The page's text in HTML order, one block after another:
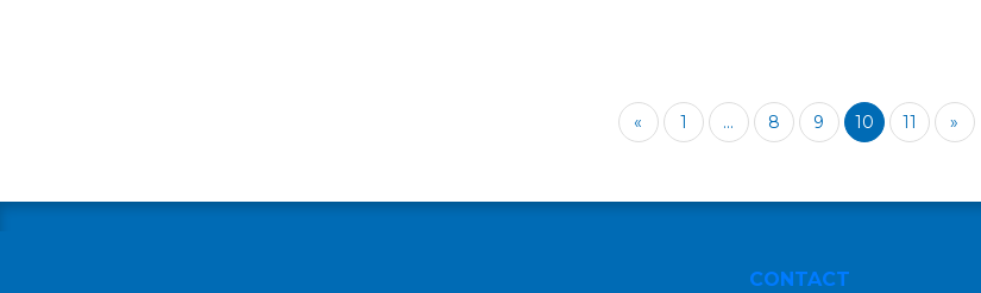
« 1 ... 8 9 10 11 »
CONTACT